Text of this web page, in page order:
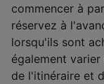
commencer à
réservez à
lorsqu'ils sont
également
de l'itinéraire et